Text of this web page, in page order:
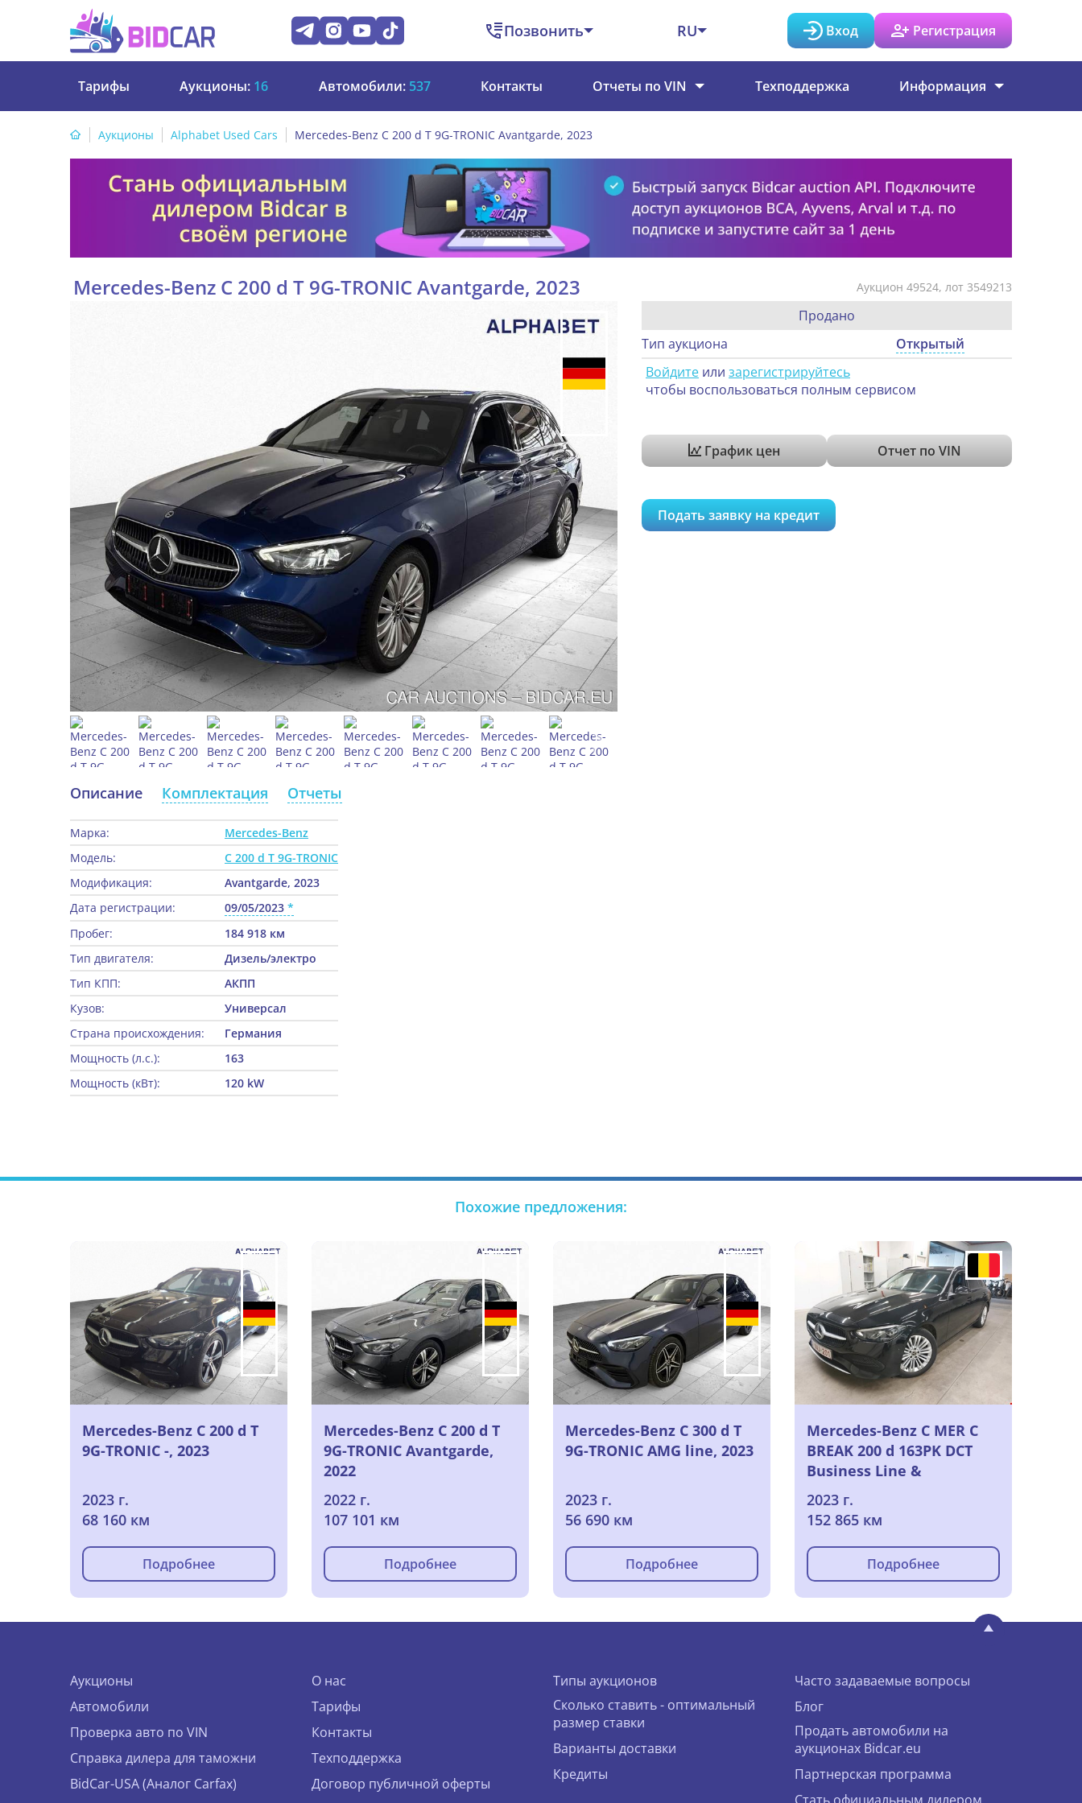
Позвонить RU Вход Регистрация
Тарифы Аукционы: 16 Автомобили: 537 Контакты Отчеты по VIN Техподдержка Информация
Аукционы Alphabet Used Cars Mercedes-Benz C 200 d T 9G-TRONIC Avantgarde, 2023
Аукцион 49524, лот 3549213
Mercedes-Benz C 200 d T 9G-TRONIC Avantgarde, 2023
Продано
Тип аукциона
Открытый
Войдите или зарегистрируйтесь
чтобы воспользоваться полным сервисом
График цен Отчет по VIN
Подать заявку на кредит
Описание Комплектация Отчеты
Марка:
Mercedes-Benz
Модель:
C 200 d T 9G-TRONIC
Модификация:
Avantgarde, 2023
Дата регистрации:
09/05/2023
Пробег:
184 918 км
Тип двигателя:
Дизель/электро
Тип КПП:
АКПП
Кузов:
Универсал
Страна происхождения:
Германия
Мощность (л.с.):
163
Мощность (кВт):
120 kW
Похожие предложения:
Mercedes-Benz C 200 d T
9G-TRONIC -, 2023
2023 г.
68 160 км
Подробнее
Mercedes-Benz C 200 d T
9G-TRONIC Avantgarde,
2022
2022 г.
107 101 км
Подробнее
Mercedes-Benz C 300 d T
9G-TRONIC AMG line, 2023
2023 г.
56 690 км
Подробнее
Mercedes-Benz C MER C
BREAK 200 d 163PK DCT
Business Line &
Removable Trailer Hook
2023 г.
152 865 км
Подробнее
Аукционы
Автомобили
Проверка авто по VIN
Справка дилера для таможни
BidCar-USA (Аналог Carfax)
О нас
Тарифы
Контакты
Техподдержка
Договор публичной оферты
Типы аукционов
Сколько ставить - оптимальный
размер ставки
Варианты доставки
Кредиты
Часто задаваемые вопросы
Блог
Продать автомобили на
аукционах Bidcar.eu
Партнерская программа